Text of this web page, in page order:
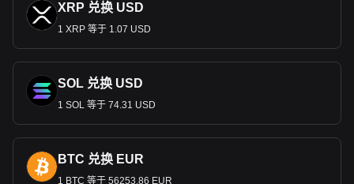
行的战略不是将印度卢比与特定外币挂钩，而是旨在通过市场
干预减少汇率波动。这一政策反映出他们倾向于采用稳定而灵
什么是数字卢比？
数字卢比（Digital Rupee
数字版本，由印度储备银行（
本技术进行安全交易。数字卢比具有唯一可识别性，并受印度
中央银行监管，确保其作为法定货币的可靠性。它既可在线使
用，也可离线使用，可满足广泛的金融交易需求。印度储备银
XRP 兑换 USD
1 XRP 等于 1.07 USD
SOL 兑换 USD
1 SOL 等于 74.31 USD
BTC 兑换 EUR
1 BTC 等于 56253.86 EUR